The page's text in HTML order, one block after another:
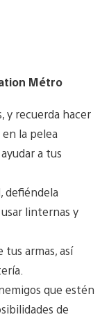
Métro
y recuerda hacer
la pelea
a tus
defiéndela
linternas y
tus armas, así
que estén
de